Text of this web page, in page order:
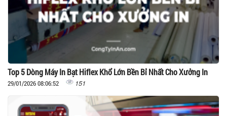
Top 5 Dòng Máy In Bạt Hiflex Khổ Lớn Bền Bỉ Nhất Cho Xưởng In
29/01/2026 08:06:52 151